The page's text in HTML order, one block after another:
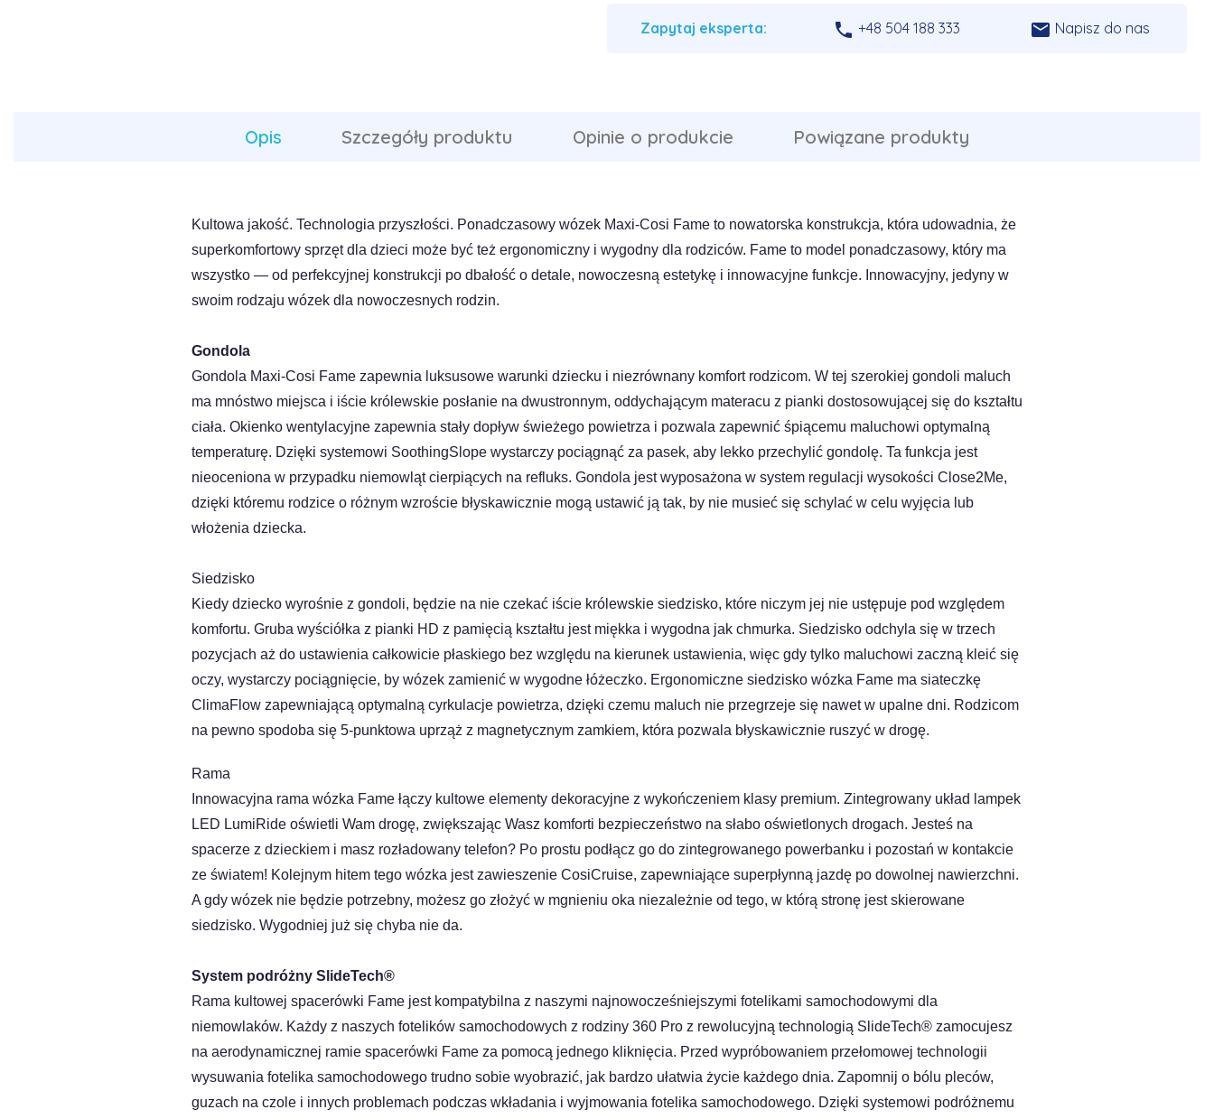
Zapytaj eksperta:  +48 504 188 333  Napisz do nas
Opis Szczegóły produktu Opinie o produkcie Powiązane produkty
Kultowa jakość. Technologia przyszłości. Ponadczasowy wózek Maxi-Cosi Fame to nowatorska konstrukcja, która udowadnia, że
superkomfortowy sprzęt dla dzieci może być też ergonomiczny i wygodny dla rodziców. Fame to model ponadczasowy, który ma
wszystko — od perfekcyjnej konstrukcji po dbałość o detale, nowoczesną estetykę i innowacyjne funkcje. Innowacyjny, jedyny w
swoim rodzaju wózek dla nowoczesnych rodzin.
Gondola
Gondola Maxi-Cosi Fame zapewnia luksusowe warunki dziecku i niezrównany komfort rodzicom. W tej szerokiej gondoli maluch
ma mnóstwo miejsca i iście królewskie posłanie na dwustronnym, oddychającym materacu z pianki dostosowującej się do kształtu
ciała. Okienko wentylacyjne zapewnia stały dopływ świeżego powietrza i pozwala zapewnić śpiącemu maluchowi optymalną
temperaturę. Dzięki systemowi SoothingSlope wystarczy pociągnąć za pasek, aby lekko przechylić gondolę. Ta funkcja jest
nieoceniona w przypadku niemowląt cierpiących na refluks. Gondola jest wyposażona w system regulacji wysokości Close2Me,
dzięki któremu rodzice o różnym wzroście błyskawicznie mogą ustawić ją tak, by nie musieć się schylać w celu wyjęcia lub
włożenia dziecka.
Siedzisko
Kiedy dziecko wyrośnie z gondoli, będzie na nie czekać iście królewskie siedzisko, które niczym jej nie ustępuje pod względem
komfortu. Gruba wyściółka z pianki HD z pamięcią kształtu jest miękka i wygodna jak chmurka. Siedzisko odchyla się w trzech
pozycjach aż do ustawienia całkowicie płaskiego bez względu na kierunek ustawienia, więc gdy tylko maluchowi zaczną kleić się
oczy, wystarczy pociągnięcie, by wózek zamienić w wygodne łóżeczko. Ergonomiczne siedzisko wózka Fame ma siateczkę
ClimaFlow zapewniającą optymalną cyrkulacje powietrza, dzięki czemu maluch nie przegrzeje się nawet w upalne dni. Rodzicom
na pewno spodoba się 5-punktowa uprząż z magnetycznym zamkiem, która pozwala błyskawicznie ruszyć w drogę.
Rama
Innowacyjna rama wózka Fame łączy kultowe elementy dekoracyjne z wykończeniem klasy premium. Zintegrowany układ lampek
LED LumiRide oświetli Wam drogę, zwiększając Wasz komforti bezpieczeństwo na słabo oświetlonych drogach. Jesteś na
spacerze z dzieckiem i masz rozładowany telefon? Po prostu podłącz go do zintegrowanego powerbanku i pozostań w kontakcie
ze światem! Kolejnym hitem tego wózka jest zawieszenie CosiCruise, zapewniające superpłynną jazdę po dowolnej nawierzchni.
A gdy wózek nie będzie potrzebny, możesz go złożyć w mgnieniu oka niezależnie od tego, w którą stronę jest skierowane
siedzisko. Wygodniej już się chyba nie da.
System podróżny SlideTech®
Rama kultowej spacerówki Fame jest kompatybilna z naszymi najnowocześniejszymi fotelikami samochodowymi dla
niemowlaków. Każdy z naszych fotelików samochodowych z rodziny 360 Pro z rewolucyjną technologią SlideTech® zamocujesz
na aerodynamicznej ramie spacerówki Fame za pomocą jednego kliknięcia. Przed wypróbowaniem przełomowej technologii
wysuwania fotelika samochodowego trudno sobie wyobrazić, jak bardzo ułatwia życie każdego dnia. Zapomnij o bólu pleców,
guzach na czole i innych problemach podczas wkładania i wyjmowania fotelika samochodowego. Dzięki systemowi podróżnemu